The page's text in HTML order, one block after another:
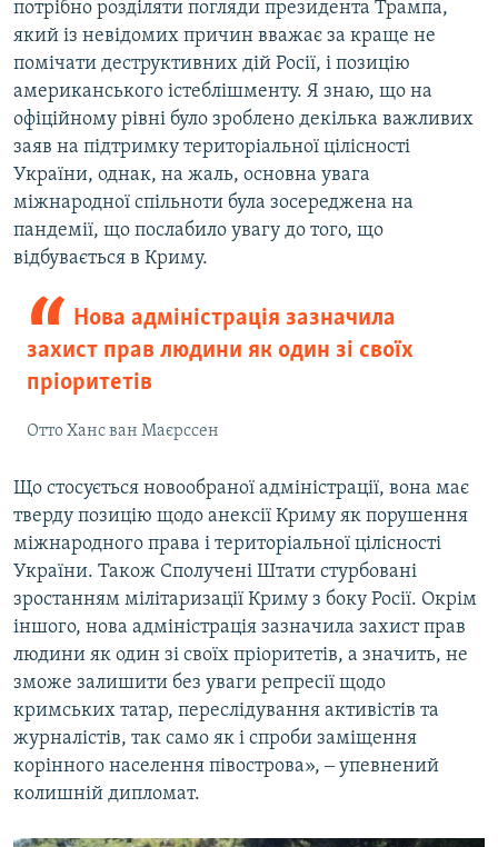
потрібно розділяти погляди президента Трампа,
який із невідомих причин вважає за краще не
помічати деструктивних дій Росії, і позицію
американського істеблішменту. Я знаю, що на
офіційному рівні було зроблено декілька важливих
заяв на підтримку територіальної цілісності
України, однак, на жаль, основна увага
міжнародної спільноти була зосереджена на
пандемії, що послабило увагу до того, що
відбувається в Криму.
Нова адміністрація зазначила
захист прав людини як один зі своїх
пріоритетів
Отто Ханс ван Маєрссен
Що стосується новообраної адміністрації, вона має
тверду позицію щодо анексії Криму як порушення
міжнародного права і територіальної цілісності
України. Також Сполучені Штати стурбовані
зростанням мілітаризації Криму з боку Росії. Окрім
іншого, нова адміністрація зазначила захист прав
людини як один зі своїх пріоритетів, а значить, не
зможе залишити без уваги репресії щодо
кримських татар, переслідування активістів та
журналістів, так само як і спроби заміщення
корінного населення півострова», ‒ упевнений
колишній дипломат.